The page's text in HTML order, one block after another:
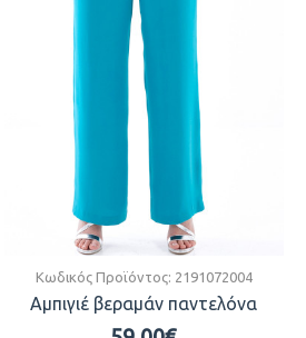
Κωδικός Προϊόντος: 2191072004
Αμπιγιέ βεραμάν παντελόνα